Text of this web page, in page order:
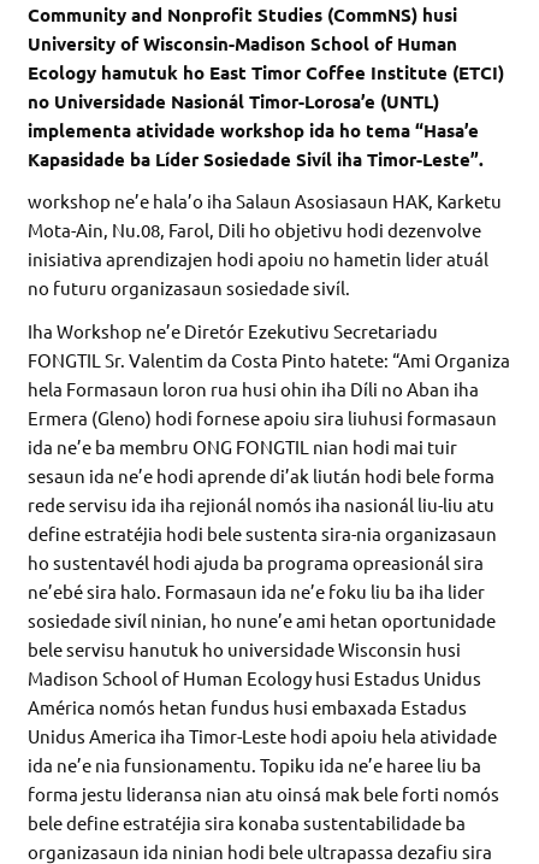
Community and Nonprofit Studies (CommNS) husi
University of Wisconsin-Madison School of Human
Ecology hamutuk ho East Timor Coffee Institute (ETCI)
no Universidade Nasionál Timor-Lorosa’e (UNTL)
implementa atividade workshop ida ho tema “Hasa’e
Kapasidade ba Líder Sosiedade Sivíl iha Timor-Leste”.
workshop ne’e hala’o iha Salaun Asosiasaun HAK, Karketu
Mota-Ain, Nu.08, Farol, Dili ho objetivu hodi dezenvolve
inisiativa aprendizajen hodi apoiu no hametin lider atuál
no futuru organizasaun sosiedade sivíl.
Iha Workshop ne’e Diretór Ezekutivu Secretariadu
FONGTIL Sr. Valentim da Costa Pinto hatete: “Ami Organiza
hela Formasaun loron rua husi ohin iha Díli no Aban iha
Ermera (Gleno) hodi fornese apoiu sira liuhusi formasaun
ida ne’e ba membru ONG FONGTIL nian hodi mai tuir
sesaun ida ne’e hodi aprende di’ak liután hodi bele forma
rede servisu ida iha rejionál nomós iha nasionál liu-liu atu
define estratéjia hodi bele sustenta sira-nia organizasaun
ho sustentavél hodi ajuda ba programa opreasionál sira
ne’ebé sira halo. Formasaun ida ne’e foku liu ba iha lider
sosiedade sivíl ninian, ho nune’e ami hetan oportunidade
bele servisu hanutuk ho universidade Wisconsin husi
Madison School of Human Ecology husi Estadus Unidus
América nomós hetan fundus husi embaxada Estadus
Unidus America iha Timor-Leste hodi apoiu hela atividade
ida ne’e nia funsionamentu. Topiku ida ne’e haree liu ba
forma jestu lideransa nian atu oinsá mak bele forti nomós
bele define estratéjia sira konaba sustentabilidade ba
organizasaun ida ninian hodi bele ultrapassa dezafiu sira